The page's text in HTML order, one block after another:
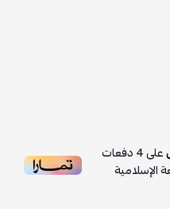
على4دفعات
الإسلامية